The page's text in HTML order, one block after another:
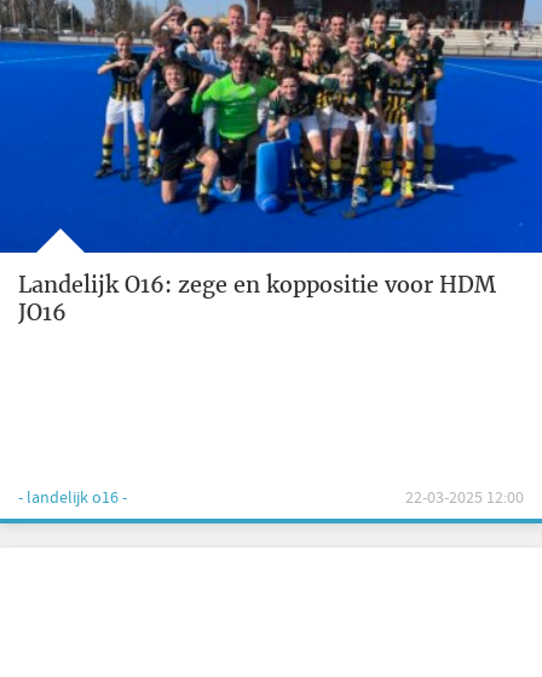
Landelijk O16: zege en koppositie voor HDM
JO16
- landelijk o16 - 22-03-2025 12:00